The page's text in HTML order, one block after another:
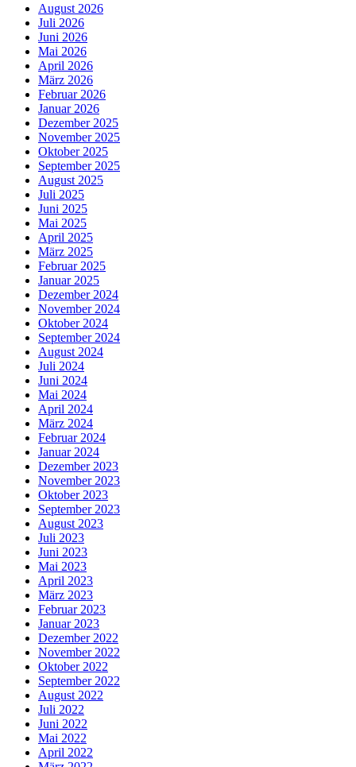
August 2026
Juli 2026
Juni 2026
Mai 2026
April 2026
März 2026
Februar 2026
Januar 2026
Dezember 2025
November 2025
Oktober 2025
September 2025
August 2025
Juli 2025
Juni 2025
Mai 2025
April 2025
März 2025
Februar 2025
Januar 2025
Dezember 2024
November 2024
Oktober 2024
September 2024
August 2024
Juli 2024
Juni 2024
Mai 2024
April 2024
März 2024
Februar 2024
Januar 2024
Dezember 2023
November 2023
Oktober 2023
September 2023
August 2023
Juli 2023
Juni 2023
Mai 2023
April 2023
März 2023
Februar 2023
Januar 2023
Dezember 2022
November 2022
Oktober 2022
September 2022
August 2022
Juli 2022
Juni 2022
Mai 2022
April 2022